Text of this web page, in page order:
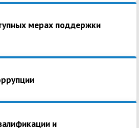
мерах поддержки
и